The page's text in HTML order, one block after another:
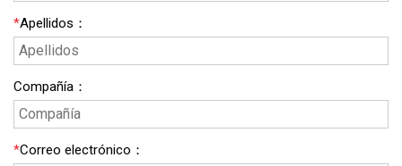
*Apellidos ：
Compañía ：
*Correo electrónico ：